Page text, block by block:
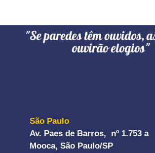
"Se paredes têm ouvidos,
ouvirão elogios"
São Paulo
Av. Paes de Barros, nº 1.753 a
Mooca, São Paulo/SP